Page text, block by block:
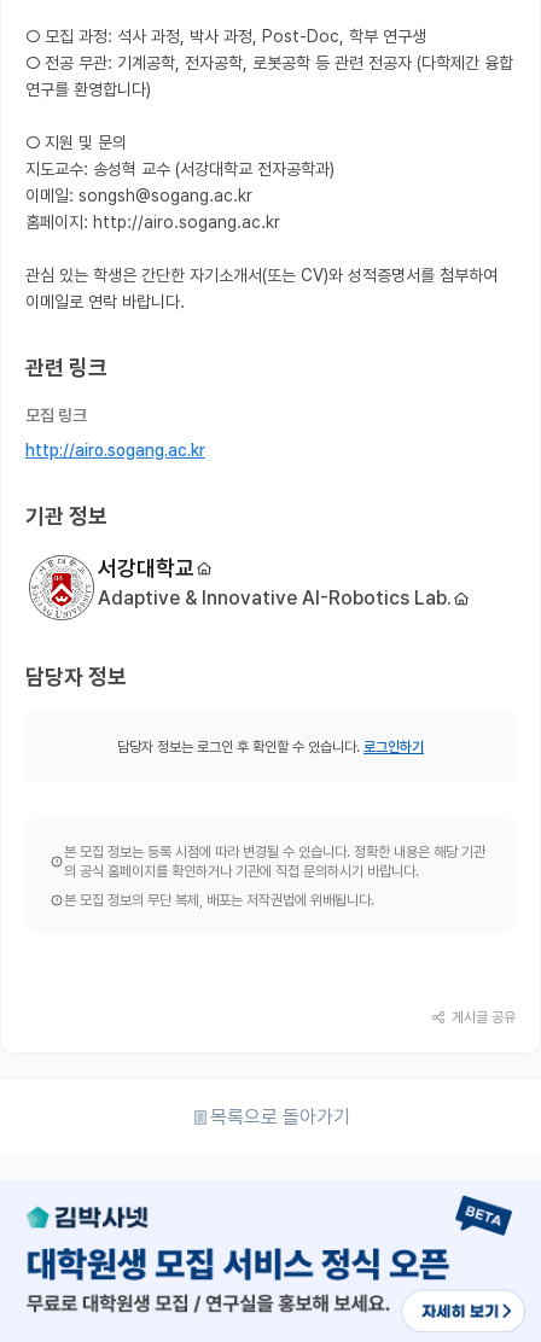
○ 모집 과정: 석사 과정, 박사 과정, Post-Doc, 학부 연구생
○ 전공 무관: 기계공학, 전자공학, 로봇공학 등 관련 전공자 (다학제간 융합
연구를 환영합니다)
○ 지원 및 문의
지도교수: 송성혁 교수 (서강대학교 전자공학과)
이메일: songsh@sogang.ac.kr
홈페이지: http://airo.sogang.ac.kr
관심 있는 학생은 간단한 자기소개서(또는 CV)와 성적증명서를 첨부하여
이메일로 연락 바랍니다.
관련 링크
모집 링크
http://airo.sogang.ac.kr
기관 정보
서강대학교
Adaptive & Innovative AI-Robotics Lab.
담당자 정보
담당자 정보는 로그인 후 확인할 수 있습니다. 로그인하기
본 모집 정보는 등록 시점에 따라 변경될 수 있습니다. 정확한 내용은 해당 기관
의 공식 홈페이지를 확인하거나 기관에 직접 문의하시기 바랍니다.
본 모집 정보의 무단 복제, 배포는 저작권법에 위배됩니다.
게시글 공유
목록으로 돌아가기